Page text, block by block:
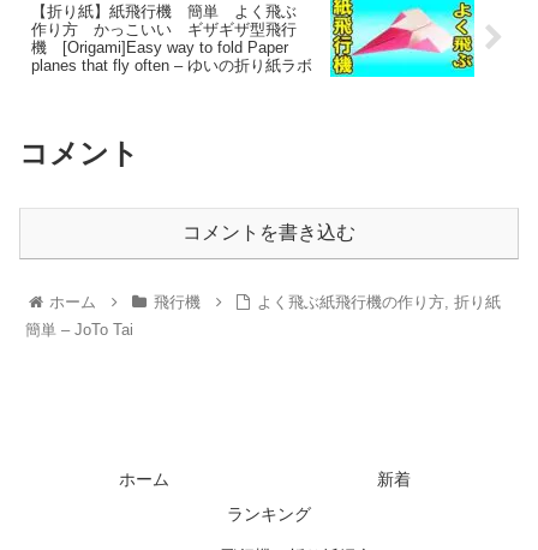
【折り紙】紙飛行機 簡単 よく飛ぶ
作り方 かっこいい ギザギザ型飛行
機 [Origami]Easy way to fold Paper
planes that fly often – ゆいの折り紙ラボ
コメント
コメントを書き込む
ホーム 飛行機
よく飛ぶ紙飛行機の作り方, 折り紙
簡単 – JoTo Tai
ホーム
新着
ランキング